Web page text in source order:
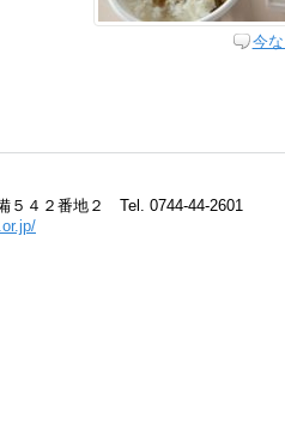
今
５４２番地２ Tel. 0744-44-2601